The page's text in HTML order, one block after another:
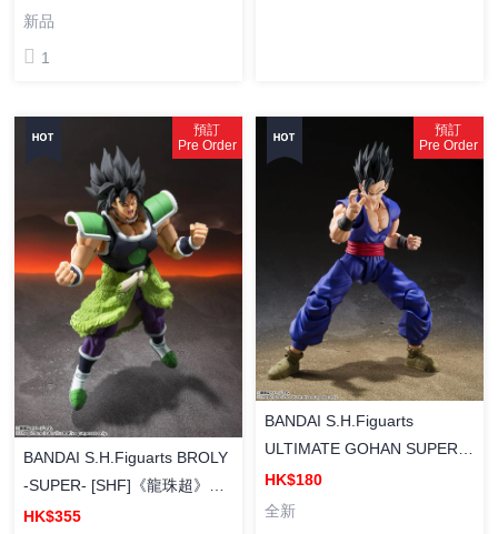
新品
1
預訂
Pre Order
BANDAI S.H.Figuarts BROLY
-SUPER- [SHF]《龍珠超》布
洛尼 (2027年版)
HK$355
預訂
Pre Order
BANDAI S.H.Figuarts
ULTIMATE GOHAN SUPER
HERO [SHF]《龍珠超 超級英
雄》孫悟飯 (2027年版)
HK$180
全新